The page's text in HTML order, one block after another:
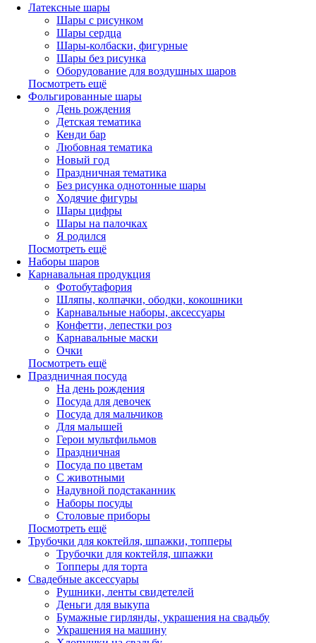
Латексные шары
Шары с рисунком
Шары сердца
Шары-колбаски, фигурные
Шары без рисунка
Оборудование для воздушных шаров
Посмотреть ещё
Фольгированные шары
День рождения
Детская тематика
Кенди бар
Любовная тематика
Новый год
Праздничная тематика
Без рисунка однотонные шары
Ходячие фигуры
Шары цифры
Шары на палочках
Я родился
Посмотреть ещё
Наборы шаров
Карнавальная продукция
Фотобутафория
Шляпы, колпачки, ободки, кокошники
Карнавальные наборы, аксессуары
Конфетти, лепестки роз
Карнавальные маски
Очки
Посмотреть ещё
Праздничная посуда
На день рождения
Посуда для девочек
Посуда для мальчиков
Для малышей
Герои мультфильмов
Праздничная
Посуда по цветам
С животными
Надувной подстаканник
Наборы посуды
Столовые приборы
Посмотреть ещё
Трубочки для коктейля, шпажки, топперы
Трубочки для коктейля, шпажки
Топперы для торта
Свадебные аксессуары
Рушники, ленты свидетелей
Деньги для выкупа
Бумажные гирлянды, украшения на свадьбу
Украшения на машину